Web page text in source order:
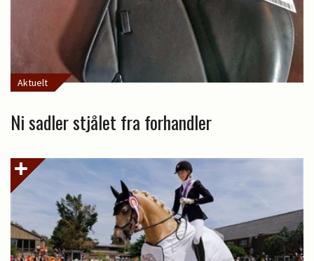
Aktuelt
Ni sadler stjålet fra forhandler